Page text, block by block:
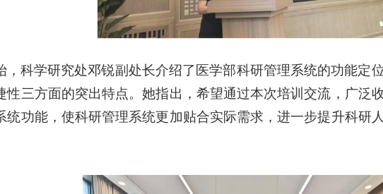
，科学研究处邓锐副处长介绍了医学部科研管理系统的功能定
性三方面的突出特点。她指出，希望通过本次培训交流，广泛
统功能，使科研管理系统更加贴合实际需求，进一步提升科研